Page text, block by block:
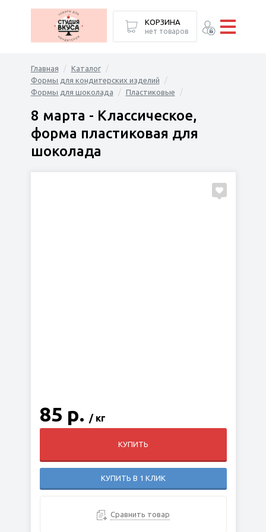
Главная
Каталог
Формы для кондитерских изделий
Формы для шоколада
Пластиковые
8 марта - Классическое,
форма пластиковая для
шоколада
85 р. / кг
КУПИТЬ
КУПИТЬ В 1 КЛИК
Сравнить товар
КОРЗИНА
нет товаров